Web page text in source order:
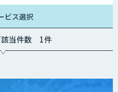
ビス選択
該当件数 1件